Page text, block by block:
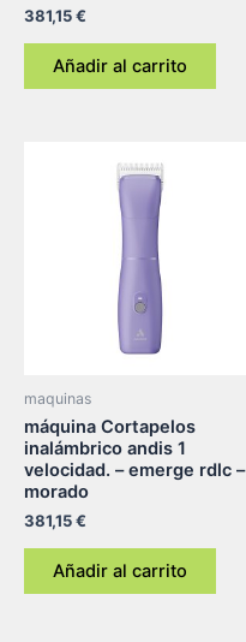
381,15€
Añadir al carrito
maquinas
máquina Cortapelos
inalámbrico andis 1
velocidad. – emerge rdlc –
morado
381,15€
Añadir al carrito